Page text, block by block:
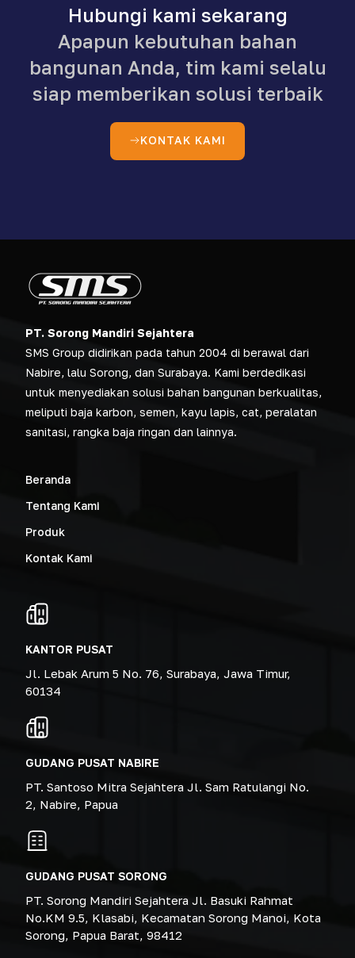
Hubungi kami sekarang
Apapun kebutuhan bahan
bangunan Anda, tim kami selalu
siap memberikan solusi terbaik
KONTAK KAMI
PT. Sorong Mandiri Sejahtera
SMS Group didirikan pada tahun 2004 di berawal dari
Nabire, lalu Sorong, dan Surabaya. Kami berdedikasi
untuk menyediakan solusi bahan bangunan berkualitas,
meliputi baja karbon, semen, kayu lapis, cat, peralatan
sanitasi, rangka baja ringan dan lainnya.
Beranda
Tentang Kami
Produk
Kontak Kami
KANTOR PUSAT
Jl. Lebak Arum 5 No. 76, Surabaya, Jawa Timur,
60134
GUDANG PUSAT NABIRE
PT. Santoso Mitra Sejahtera Jl. Sam Ratulangi No.
2, Nabire, Papua
GUDANG PUSAT SORONG
PT. Sorong Mandiri Sejahtera Jl. Basuki Rahmat
No.KM 9.5, Klasabi, Kecamatan Sorong Manoi, Kota
Sorong, Papua Barat, 98412